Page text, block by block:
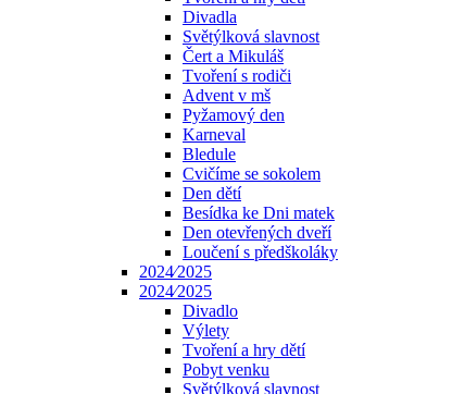
Divadla
Světýlková slavnost
Čert a Mikuláš
Tvoření s rodiči
Advent v mš
Pyžamový den
Karneval
Bledule
Cvičíme se sokolem
Den dětí
Besídka ke Dni matek
Den otevřených dveří
Loučení s předškoláky
2024⁄2025
2024⁄2025
Divadlo
Výlety
Tvoření a hry dětí
Pobyt venku
Světýlková slavnost